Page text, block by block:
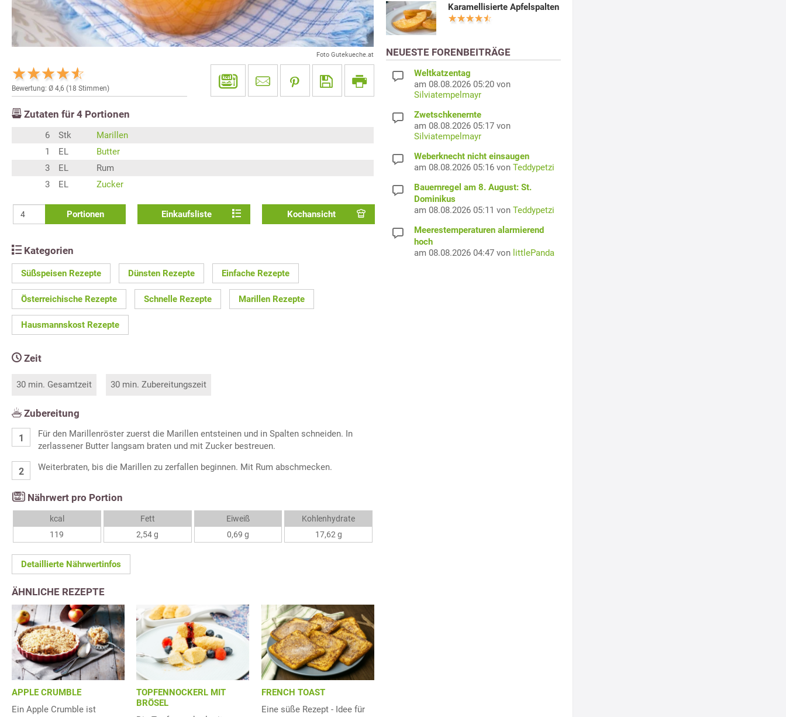
Foto Gutekueche.at
Bewertung: Ø 4,6 (18 Stimmen)
Zutaten für 4 Portionen
6 Stk
Marillen
1
EL
Butter
3
EL
Rum
3
EL Zucker
Portionen Einkaufsliste Kochansicht
Kategorien
Süßspeisen Rezepte Dünsten Rezepte Einfache Rezepte
Österreichische Rezepte Schnelle Rezepte Marillen Rezepte
Hausmannskost Rezepte
Zeit
30 min. Gesamtzeit 30 min. Zubereitungszeit
Zubereitung
Für den Marillenröster zuerst die Marillen entsteinen und in Spalten schneiden. In
zerlassener Butter langsam braten und mit Zucker bestreuen.
Weiterbraten, bis die Marillen zu zerfallen beginnen. Mit Rum abschmecken.
Nährwert pro Portion
kcal
119
Fett
2,54 g
Eiweiß
0,69 g
Kohlenhydrate
17,62 g
Detaillierte Nährwertinfos
ÄHNLICHE REZEPTE
APPLE CRUMBLE
Ein Apple Crumble ist
TOPFENNOCKERL MIT
BRÖSEL
FRENCH TOAST
Eine süße Rezept - Idee für
Karamellisierte Apfelspalten
NEUESTE FORENBEITRÄGE
Weltkatzentag
am 08.08.2026 05:20 von
Silviatempelmayr
Zwetschkenernte
am 08.08.2026 05:17 von
Silviatempelmayr
Weberknecht nicht einsaugen
am 08.08.2026 05:16 von Teddypetzi
Bauernregel am 8. August: St.
Dominikus
am 08.08.2026 05:11 von Teddypetzi
Meerestemperaturen alarmierend
hoch
am 08.08.2026 04:47 von littlePanda